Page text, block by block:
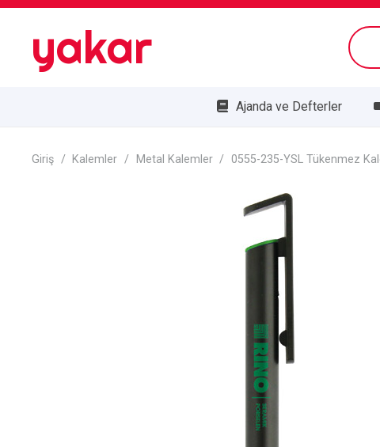
yakar
Ajanda ve Defterler
Giriş / Kalemler / Metal Kalemler / 0555-235-YSL Tükenmez